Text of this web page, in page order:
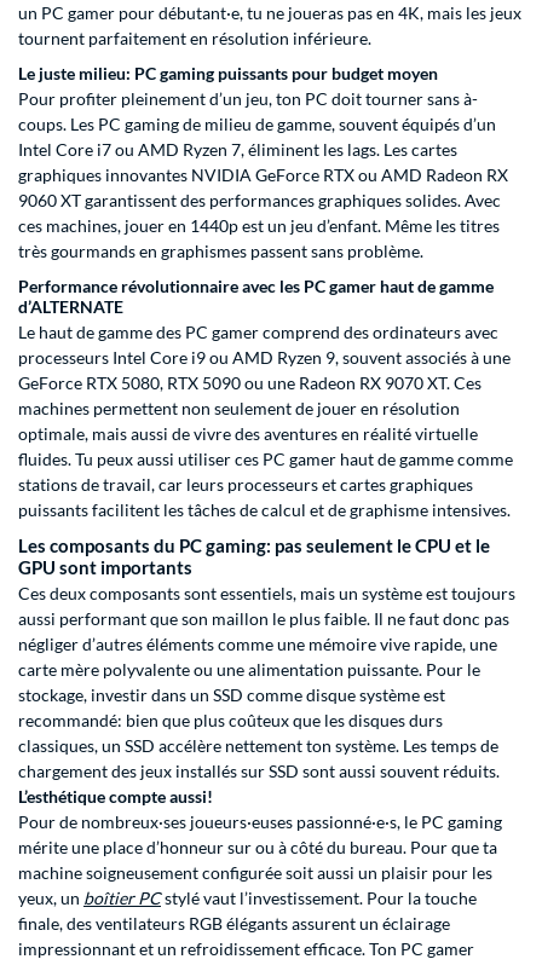
un PC gamer pour débutant·e, tu ne joueras pas en 4K, mais les jeux
tournent parfaitement en résolution inférieure.
Le juste milieu: PC gaming puissants pour budget moyen
Pour profiter pleinement d’un jeu, ton PC doit tourner sans à-
coups. Les PC gaming de milieu de gamme, souvent équipés d’un
Intel Core i7 ou AMD Ryzen 7, éliminent les lags. Les cartes
graphiques innovantes NVIDIA GeForce RTX ou AMD Radeon RX
9060 XT garantissent des performances graphiques solides. Avec
ces machines, jouer en 1440p est un jeu d’enfant. Même les titres
très gourmands en graphismes passent sans problème.
Performance révolutionnaire avec les PC gamer haut de gamme
d’ALTERNATE
Le haut de gamme des PC gamer comprend des ordinateurs avec
processeurs Intel Core i9 ou AMD Ryzen 9, souvent associés à une
GeForce RTX 5080, RTX 5090 ou une Radeon RX 9070 XT. Ces
machines permettent non seulement de jouer en résolution
optimale, mais aussi de vivre des aventures en réalité virtuelle
fluides. Tu peux aussi utiliser ces PC gamer haut de gamme comme
stations de travail, car leurs processeurs et cartes graphiques
puissants facilitent les tâches de calcul et de graphisme intensives.
Les composants du PC gaming: pas seulement le CPU et le
GPU sont importants
Ces deux composants sont essentiels, mais un système est toujours
aussi performant que son maillon le plus faible. Il ne faut donc pas
négliger d’autres éléments comme une mémoire vive rapide, une
carte mère polyvalente ou une alimentation puissante. Pour le
stockage, investir dans un SSD comme disque système est
recommandé: bien que plus coûteux que les disques durs
classiques, un SSD accélère nettement ton système. Les temps de
chargement des jeux installés sur SSD sont aussi souvent réduits.
L’esthétique compte aussi!
Pour de nombreux·ses joueurs·euses passionné·e·s, le PC gaming
mérite une place d’honneur sur ou à côté du bureau. Pour que ta
machine soigneusement configurée soit aussi un plaisir pour les
yeux, un boîtier PCstylé vaut l’investissement. Pour la touche
finale, des ventilateurs RGB élégants assurent un éclairage
impressionnant et un refroidissement efficace. Ton PC gamer